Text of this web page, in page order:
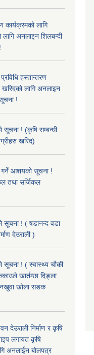
कार्यक्रमको लागि
अनलाइन शिलबन्दी
हस्तान्तरण
खरिदको लागि अनलाइन
!
सूचना ! (कृषि सम्बन्धी
खरिद)
गर्ने आशयको सूचना !
तथा सर्जिकल
सूचना ! ( षडानन्द वडा
देउराली )
सूचना ! ( स्वास्थ्य चौकी
खार्तम्छा दिङ्ला
खोला सडक
देउराली निर्माण र कृषि
लगायत कृषि
अनलाईन बोलपत्र